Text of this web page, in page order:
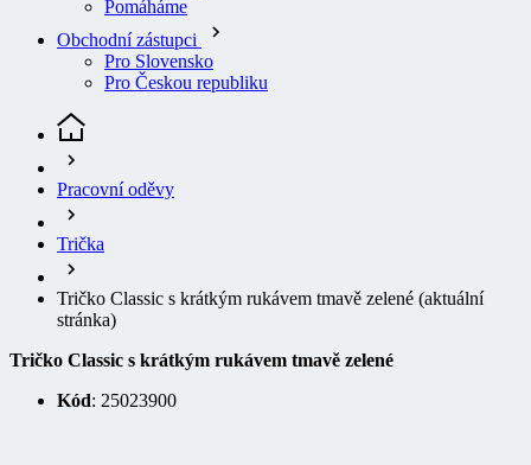
Obchodní zástupci
Pro Slovensko
Pro Českou republiku
Pracovní oděvy
Trička
Tričko Classic s krátkým rukávem tmavě zelené
stránka)
Tričko Classic s krátkým rukávem tmavě zelené
Kód: 25023900